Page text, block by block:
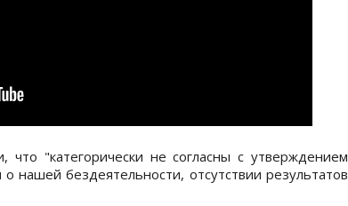
"категорически не согласны с утверждением
нашей бездеятельности, отсутствии результатов